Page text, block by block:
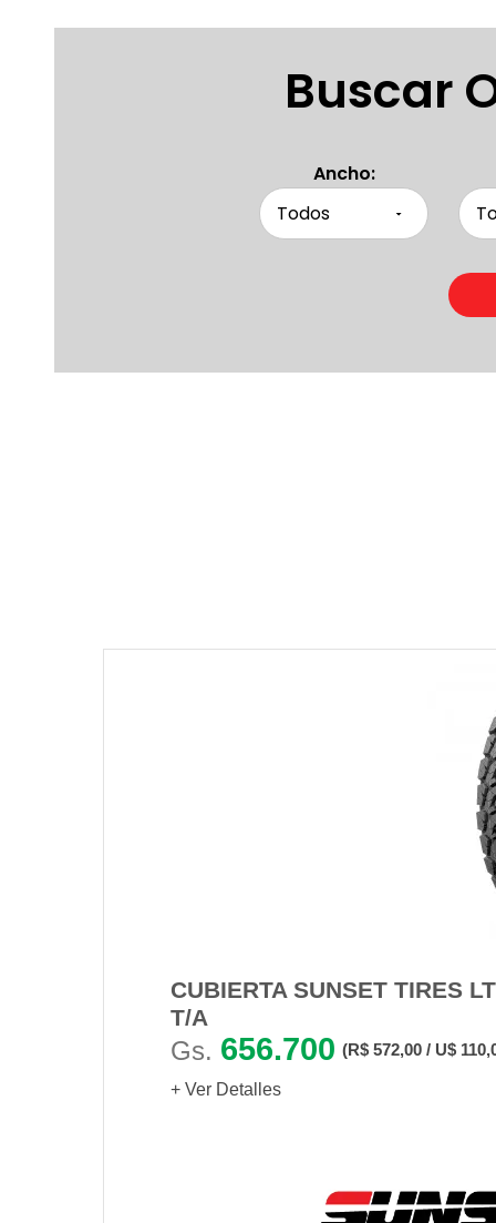
Buscar
Ancho:
CUBIERTA SUNSET TIRES
T/A
Gs. 656.700 (R$ 572,00 / U$
+ Ver Detalles